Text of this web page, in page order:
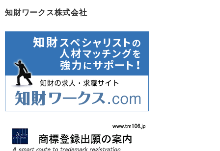
知財ワークス株式会社